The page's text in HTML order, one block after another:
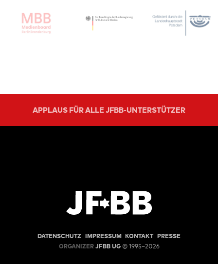
APPLAUS FÜR ALLE JFBB-UNTERSTÜTZER
DATENSCHUTZ IMPRESSUM KONTAKT PRESSE
ORGANIZERJFBB UG © 1995–2026